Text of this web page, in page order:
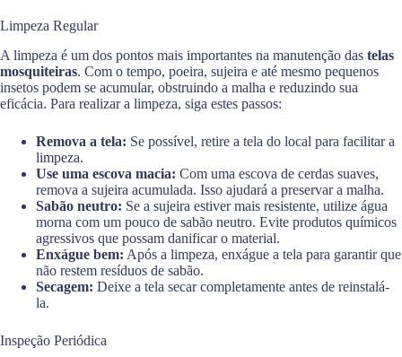
Limpeza Regular
A limpeza é um dos pontos mais importantes na manutenção das telas
mosquiteiras. Com o tempo, poeira, sujeira e até mesmo pequenos
insetos podem se acumular, obstruindo a malha e reduzindo sua
eficácia. Para realizar a limpeza, siga estes passos:
Remova a tela: Se possível, retire a tela do local para facilitar a
limpeza.
Use uma escova macia: Com uma escova de cerdas suaves,
remova a sujeira acumulada. Isso ajudará a preservar a malha.
Sabão neutro: Se a sujeira estiver mais resistente, utilize água
morna com um pouco de sabão neutro. Evite produtos químicos
agressivos que possam danificar o material.
Enxágue bem: Após a limpeza, enxágue a tela para garantir que
não restem resíduos de sabão.
Secagem: Deixe a tela secar completamente antes de reinstalá-
la.
Inspeção Periódica